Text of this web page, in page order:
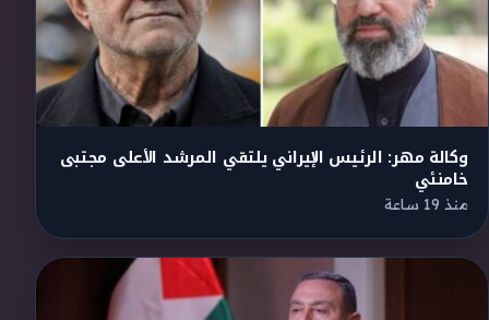
وكالة مهر: الرئيس الإيراني يلتقي المرشد الأعلى مجتبى
خامنئي
منذ 19 ساعة